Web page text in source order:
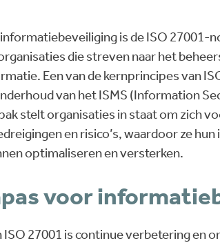
is de ISO
die streven naar het
Een van de kernprincipes van
van het ISMS (Information
stelt organisaties in staat om zich
en risico’s, waardoor ze
optimaliseren en versterken.
voor
ISO 27001 is continue verbetering en